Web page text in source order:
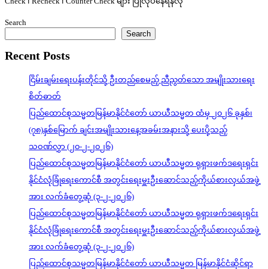
Search
Search
Recent Posts
ငြိမ်းချမ်းရေးပန်းတိုင်သို့ ဦးတည်စေမည့် ညီညွတ်သော အမျိုးသားရေး
စိတ်ဓာတ်
ပြည်ထောင်စုသမ္မတမြန်မာနိုင်ငံတော် ယာယီသမ္မတ ထံမှ ၂၀၂၆ ခုနှစ်၊
(၇၈)နှစ်မြောက် ချင်းအမျိုးသားနေ့အခမ်းအနားသို့ ပေးပို့သည့်
သဝဏ်လွှာ (၂၀-၂-၂၀၂၆)
ပြည်ထောင်စုသမ္မတမြန်မာနိုင်ငံတော် ယာယီသမ္မတ ရုရှားဖက်ဒရေးရှင်း
နိုင်ငံလုံခြုံရေးကောင်စီ အတွင်းရေးမှူးဦးဆောင်သည့်ကိုယ်စားလှယ်အဖွဲ့
အား လက်ခံတွေ့ဆုံ (၃-၂-၂၀၂၆)
ပြည်ထောင်စုသမ္မတမြန်မာနိုင်ငံတော် ယာယီသမ္မတ ရုရှားဖက်ဒရေးရှင်း
နိုင်ငံလုံခြုံရေးကောင်စီ အတွင်းရေးမှူးဦးဆောင်သည့်ကိုယ်စားလှယ်အဖွဲ့
အား လက်ခံတွေ့ဆုံ (၃-၂-၂၀၂၆)
ပြည်ထောင်စုသမ္မတမြန်မာနိုင်ငံတော် ယာယီသမ္မတ မြန်မာနိုင်ငံဆိုင်ရာ